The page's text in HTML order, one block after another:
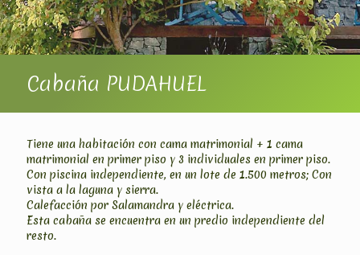
Cabaña PUDAHUEL
Tiene una habitación con cama matrimonial + 1 cama
matrimonial en primer piso y 3 individuales en primer piso.
Con piscina independiente, en un lote de 1.500 metros; Con
vista a la laguna y sierra.
Calefacción por Salamandra y eléctrica.
Esta cabaña se encuentra en un predio independiente del
resto.